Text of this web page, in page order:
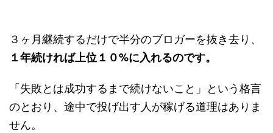
３ヶ月継続するだけで半分のブロガーを抜き去り、
１年続ければ上位１０%に入れるのです。
「失敗とは成功するまで続けないこと」という格言
のとおり、途中で投げ出す人が稼げる道理はありま
せん。